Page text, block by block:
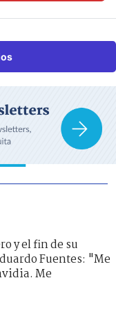
y el fin de su
Fuentes: "Me
Me